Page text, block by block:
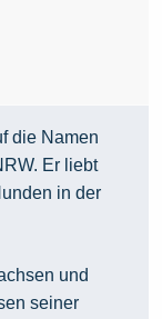
die Namen
Er liebt
in der
und
seiner